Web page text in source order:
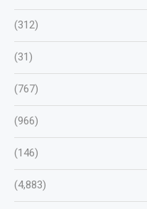
(312)
(31)
(767)
(966)
(146)
(4,883)